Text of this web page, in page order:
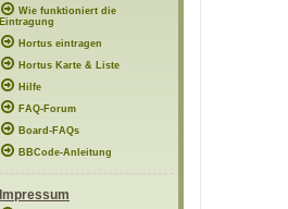
Wie funktioniert die
Eintragung
Hortus eintragen
Hortus Karte & Liste
Hilfe
FAQ-Forum
Board-FAQs
BBCode-Anleitung
Impressum